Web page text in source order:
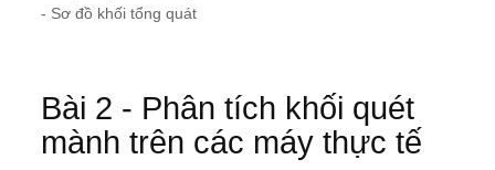
- Sơ đồ khối tổng quát
Bài 2 - Phân tích khối quét
mành trên các máy thực tế